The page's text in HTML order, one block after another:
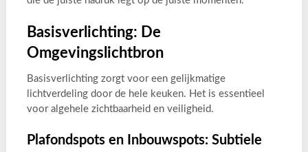
Basisverlichting: De
Omgevingslichtbron
Basisverlichting zorgt voor een gelijkmatige
lichtverdeling door de hele keuken. Het is essentieel
voor algehele zichtbaarheid en veiligheid.
Plafondspots en Inbouwspots: Subtiele